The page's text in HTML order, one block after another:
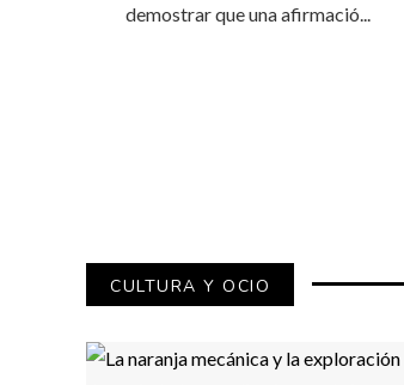
demostrar que una afirmació...
CULTURA Y OCIO